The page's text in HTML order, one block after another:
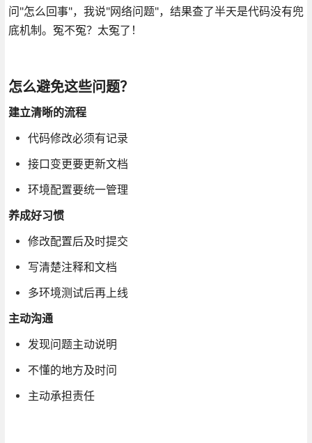
问"怎么回事"，我说"网络问题"，结果查了半天是代码没有兜
底机制。冤不冤？太冤了！
怎么避免这些问题？
建立清晰的流程
代码修改必须有记录
接口变更要更新文档
环境配置要统一管理
养成好习惯
修改配置后及时提交
写清楚注释和文档
多环境测试后再上线
主动沟通
发现问题主动说明
不懂的地方及时问
主动承担责任